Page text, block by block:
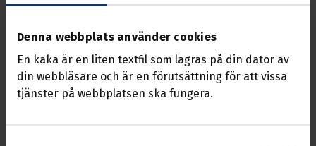
Denna webbplats använder cookies
En kaka är en liten textfil som lagras på din dator av
din webbläsare och är en förutsättning för att vissa
tjänster på webbplatsen ska fungera.